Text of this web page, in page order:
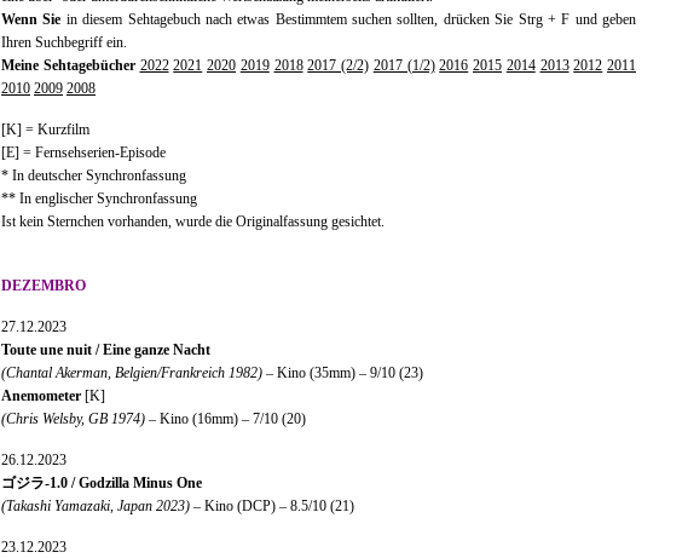
Wenn Sie in diesem Sehtagebuch nach etwas Bestimmtem suchen sollten, drücken Sie Strg + F und geben
Ihren Suchbegriff ein.
Meine Sehtagebücher 2022 2021 2020 2019 2018 2017 (2/2) 2017 (1/2) 2016 2015 2014 2013 2012 2011
2010 2009 2008
[K] = Kurzfilm
[E] = Fernsehserien-Episode
* In deutscher Synchronfassung
** In englischer Synchronfassung
Ist kein Sternchen vorhanden, wurde die Originalfassung gesichtet.
DEZEMBRO
27.12.2023
Toute une nuit / Eine ganze Nacht
(Chantal Akerman, Belgien/Frankreich 1982) – Kino (35mm) – 9/10 (23)
Anemometer [K]
(Chris Welsby, GB 1974) – Kino (16mm) – 7/10 (20)
26.12.2023
ゴジラ-1.0 / Godzilla Minus One
(Takashi Yamazaki, Japan 2023) – Kino (DCP) – 8.5/10 (21)
23.12.2023